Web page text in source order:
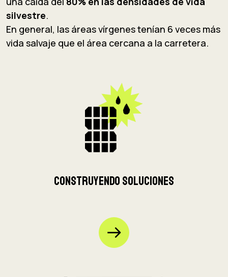
silvestre.
En general, las áreas vírgenes tenían 6 veces más
vida salvaje que el área cercana a la carretera.
Construyendo soluciones